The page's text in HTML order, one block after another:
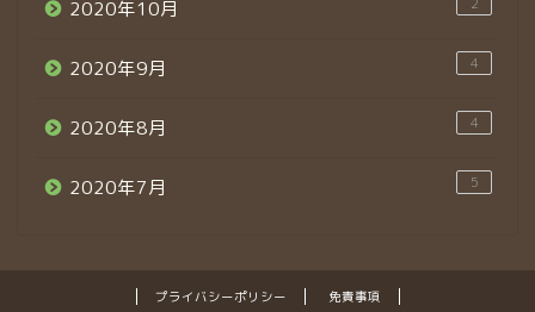
2020年10月
2020年9月 4
2020年8月 4
2020年7月 5
プライバシーポリシー 免責事項